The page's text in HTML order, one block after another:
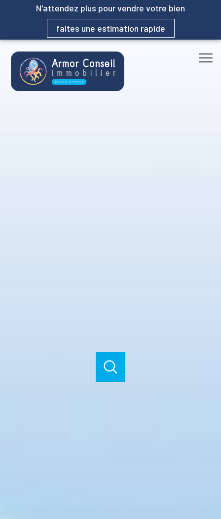
N'attendez plus pour vendre votre bien
faites une estimation rapide